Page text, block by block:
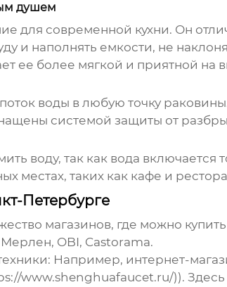
душем
для современной кухни. Он
и наполнять емкости, не
ее более мягкой и приятной на
воды в любую точку
системой защиты от
воду, так как вода
местах, таких как кафе и
Петербурге
магазинов, где можно купить
OBI, Castorama.
Например, интернет-
www.shenghuafaucet.ru/)).